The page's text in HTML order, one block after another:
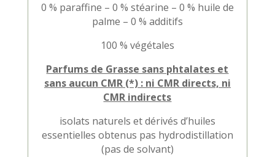
0 % paraffine – 0 % stéarine – 0 % huile de
palme – 0 % additifs
100 % végétales
Parfums de Grasse sans phtalates et
sans aucun CMR (*) : ni CMR directs, ni
CMR indirects
isolats naturels et dérivés d’huiles
essentielles obtenus pas hydrodistillation
(pas de solvant)